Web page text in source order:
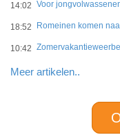
14:02
18:52 Romeinen komen
10:42
Meer artikelen..